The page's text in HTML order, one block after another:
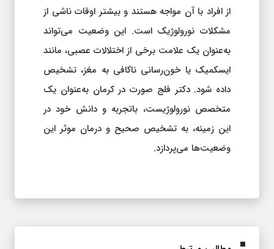
از افراد با آن مواجه هستند و بیشتر اوقات ناشی از
مشکلات نورولوژیک است. این وضعیت می‌تواند
به‌عنوان یک علامت برخی از اختلالات عصبی، مانند
ایسکمیک یا خون‌رسانی ناکافی به مغز، تشخیص
داده شود. دکتر فلج صورت در کرمان به‌عنوان یک
متخصص نورولوژیست، باتجربه و دانش خود در
این زمینه، به تشخیص صحیح و درمان موثر این
وضعیت‌ها می‌پردازد.